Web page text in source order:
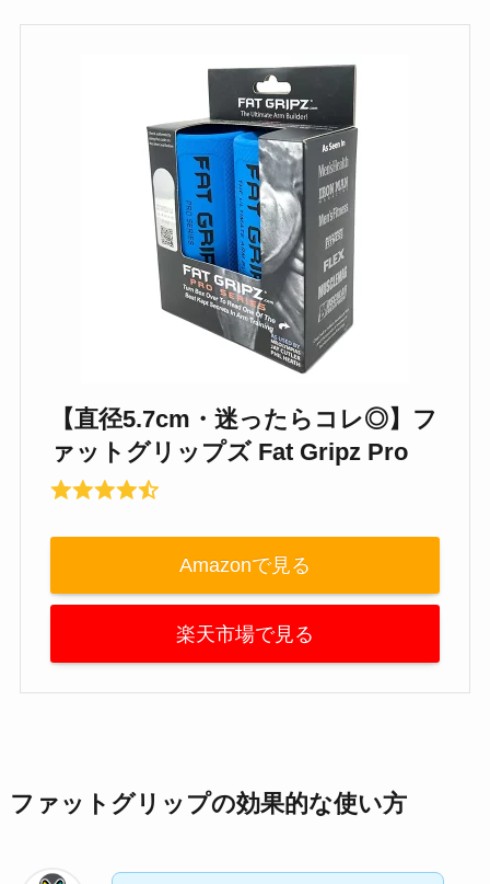
【直径5.7cm・迷ったらコレ◎】フ
ァットグリップズ Fat Gripz Pro
Amazonで見る
楽天市場で見る
ファットグリップの効果的な使い方